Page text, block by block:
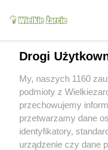
Sałatka z
4.4k
borniak78
Drogi
My, naszych 1160
podmioty z
przechowujemy
przetwarzamy dane
identyfikatory,
urządzenie czy dane